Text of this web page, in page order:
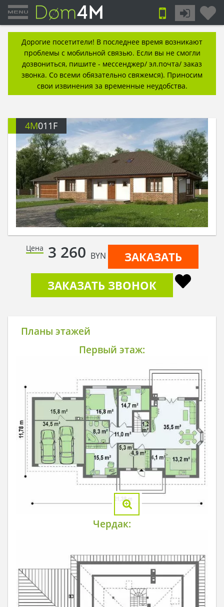
Дорогие посетители! В последнее время возникают
проблемы с мобильной связью. Если вы не смогли
дозвониться, пишите - мессенджер/ эл.почта/ заказ
звонка. Со всеми обязательно свяжемся). Приносим
свои извинения за временные неудобства.
4M011F
Цена 3 260 BYN
ЗАКАЗАТЬ
ЗАКАЗАТЬ ЗВОНОК
Планы этажей
Первый этаж:
Чердак: